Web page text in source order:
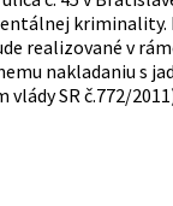
kriminality.
realizované v
nakladaniu s
SR č.772/